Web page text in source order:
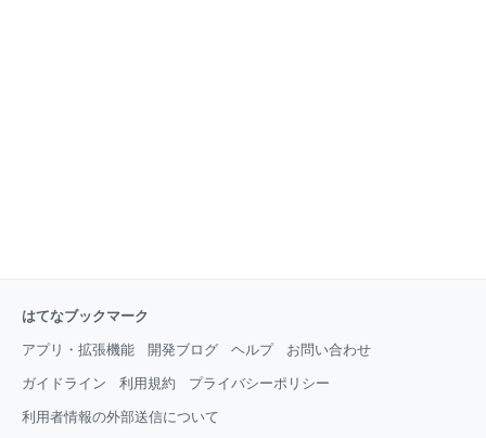
はてなブックマーク
アプリ・拡張機能 開発ブログ ヘルプ お問い合わせ
ガイドライン 利用規約 プライバシーポリシー
利用者情報の外部送信について